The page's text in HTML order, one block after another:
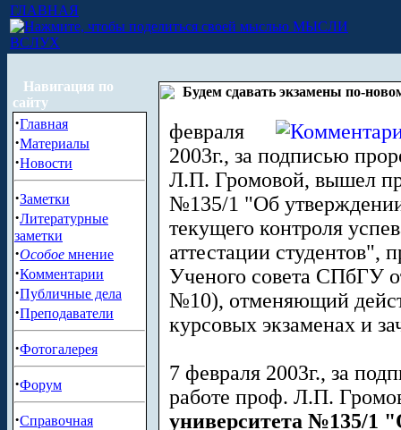
ГЛАВНАЯ
МЫСЛИ
ВСЛУХ
Навигация по
сайту
·Главная
·Материалы
·Новости
·Заметки
·Литературные
заметки
·Особое мнение
·Комментарии
·Публичные дела
·Преподаватели
·Фотогалерея
·Форум
·Справочная
Будем сдавать экзамены по-
февраля
2003г., за подписью
Л.П. Громовой, вышел
№135/1 "Об
текущего контроля
аттестации студентов",
Ученого совета СПбГУ
№10), отменяющий
курсовых экзаменах и
7 февраля 2003г., за
работе проф. Л.П.
университета №135/1